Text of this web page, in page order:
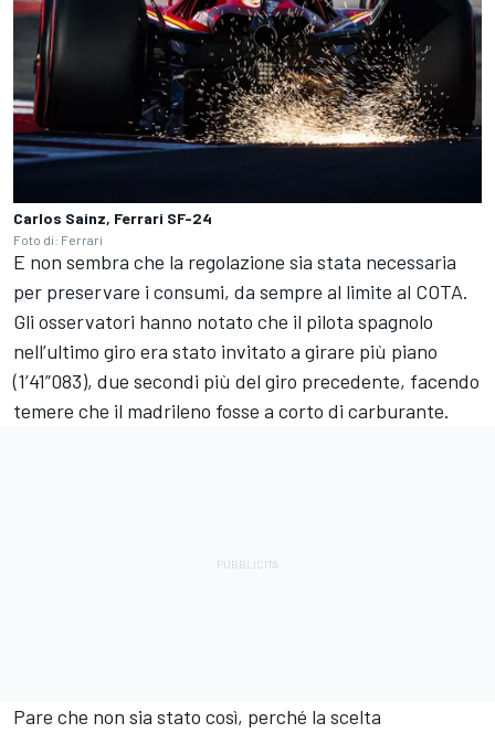
Carlos Sainz, Ferrari SF-24
Foto di: Ferrari
E non sembra che la regolazione sia stata necessaria
per preservare i consumi, da sempre al limite al COTA.
Gli osservatori hanno notato che il pilota spagnolo
nell’ultimo giro era stato invitato a girare più piano
(1’41”083), due secondi più del giro precedente, facendo
temere che il madrileno fosse a corto di carburante.
Pare che non sia stato così, perché la scelta